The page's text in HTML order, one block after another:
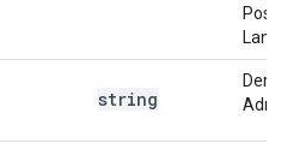
string
Der